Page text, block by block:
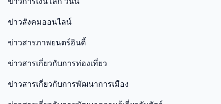
ข่าวสังคมออนไลน์
ข่าวสารภาพยนตร์อินดี้
ข่าวสารเกี่ยวกับการท่องเที่ยว
ข่าวสารเกี่ยวกับการพัฒนาการเมือง